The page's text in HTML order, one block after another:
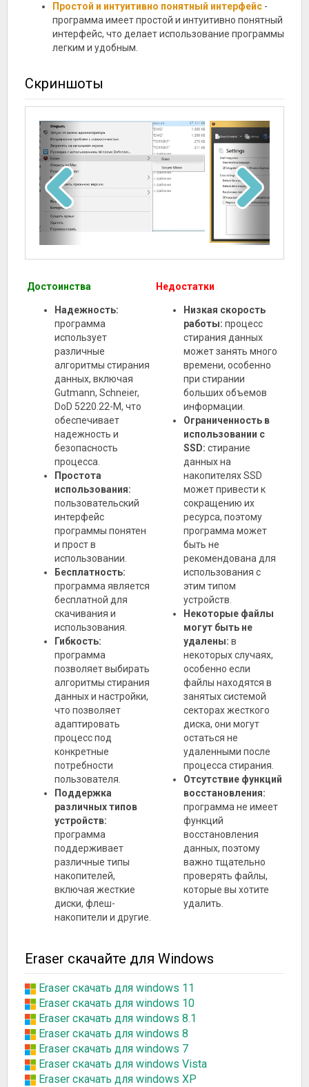
Простой и интуитивно понятный интерфейс -
программа имеет простой и интуитивно понятный
интерфейс, что делает использование программы
легким и удобным.
Скриншоты
Достоинства
Надежность:
программа
использует
различные
алгоритмы стирания
данных, включая
Gutmann, Schneier,
DoD 5220.22-M, что
обеспечивает
надежность и
безопасность
процесса.
Простота
использования:
пользовательский
интерфейс
программы понятен
и прост в
использовании.
Бесплатность:
программа является
бесплатной для
скачивания и
использования.
Гибкость:
программа
позволяет выбирать
алгоритмы стирания
данных и настройки,
что позволяет
адаптировать
процесс под
конкретные
потребности
пользователя.
Поддержка
различных типов
устройств:
программа
поддерживает
различные типы
накопителей,
включая жесткие
диски, флеш-
накопители и другие.
Недостатки
Низкая скорость
работы: процесс
стирания данных
может занять много
времени, особенно
при стирании
больших объемов
информации.
Ограниченность в
использовании с
SSD: стирание
данных на
накопителях SSD
может привести к
сокращению их
ресурса, поэтому
программа может
быть не
рекомендована для
использования с
этим типом
устройств.
Некоторые файлы
могут быть не
удалены: в
некоторых случаях,
особенно если
файлы находятся в
занятых системой
секторах жесткого
диска, они могут
остаться не
удаленными после
процесса стирания.
Отсутствие функций
восстановления:
программа не имеет
функций
восстановления
данных, поэтому
важно тщательно
проверять файлы,
которые вы хотите
удалить.
Eraser скачайте для Windows
Eraser скачать для windows 11
Eraser скачать для windows 10
Eraser скачать для windows 8.1
Eraser скачать для windows 8
Eraser скачать для windows 7
Eraser скачать для windows Vista
Eraser скачать для windows XP